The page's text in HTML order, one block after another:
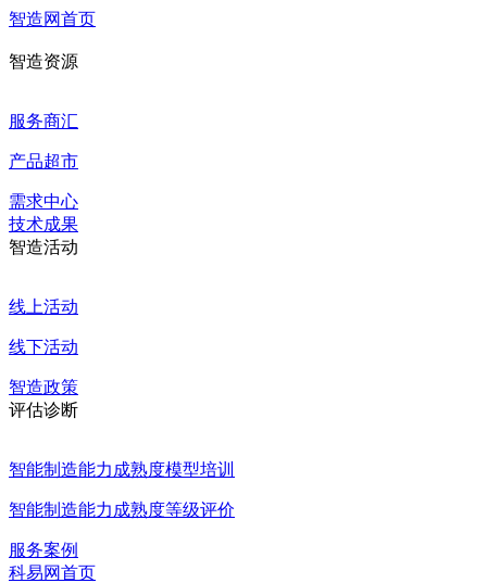
智造网首页
智造资源
服务商汇
产品超市
需求中心
技术成果
智造活动
线上活动
线下活动
智造政策
评估诊断
智能制造能力成熟度模型培训
智能制造能力成熟度等级评价
服务案例
科易网首页